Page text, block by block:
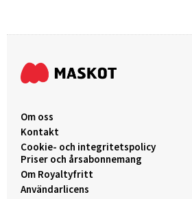
Om oss
Kontakt
Cookie- och integritetspolicy
Priser och årsabonnemang
Om Royaltyfritt
Användarlicens